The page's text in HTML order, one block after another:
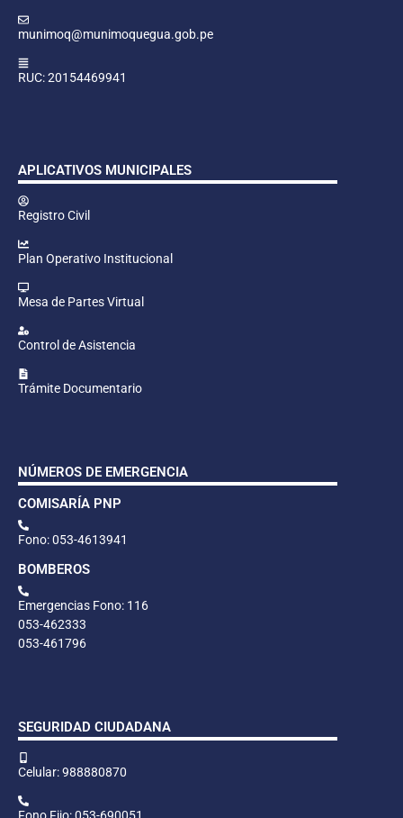
munimoq@munimoquegua.gob.pe
RUC: 20154469941
APLICATIVOS MUNICIPALES
Registro Civil
Plan Operativo Institucional
Mesa de Partes Virtual
Control de Asistencia
Trámite Documentario
NÚMEROS DE EMERGENCIA
COMISARÍA PNP
Fono: 053-4613941
BOMBEROS
Emergencias Fono: 116
053-462333
053-461796
SEGURIDAD CIUDADANA
Celular: 988880870
Fono Fijo: 053-690051